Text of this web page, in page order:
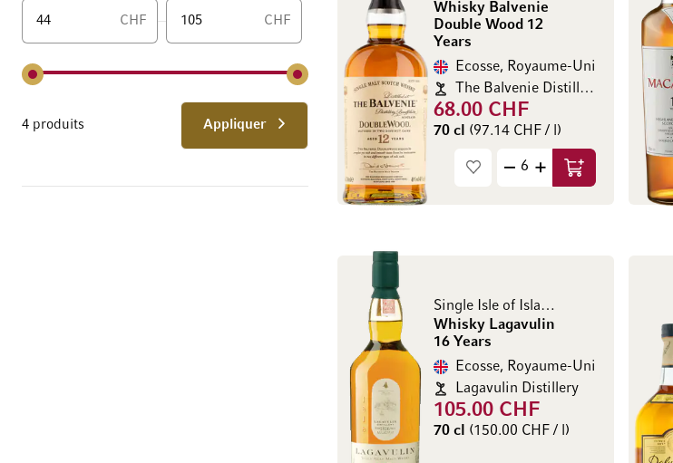
CHF CHF
4 produits Appliquer
Whisky Balvenie
Double Wood 12
Years
Ecosse, Royaume-Uni
The Balvenie Distillery Company Limited
68.00 CHF
70 cl (97.14 CHF / l)
Ajouter au panier
Single Isle of Islay Malt
Whisky Lagavulin
16 Years
Ecosse, Royaume-Uni
Lagavulin Distillery
105.00 CHF
70 cl (150.00 CHF / l)